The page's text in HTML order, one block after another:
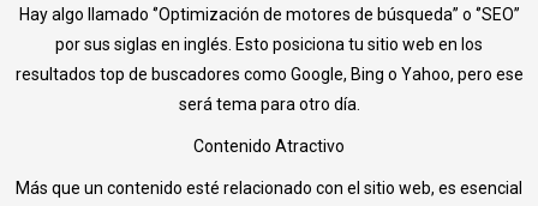
Hay algo llamado ‘’Optimización de motores de búsqueda’’ o ‘’SEO’’
por sus siglas en inglés. Esto posiciona tu sitio web en los
resultados top de buscadores como Google, Bing o Yahoo, pero ese
será tema para otro día.
Contenido Atractivo
Más que un contenido esté relacionado con el sitio web, es esencial